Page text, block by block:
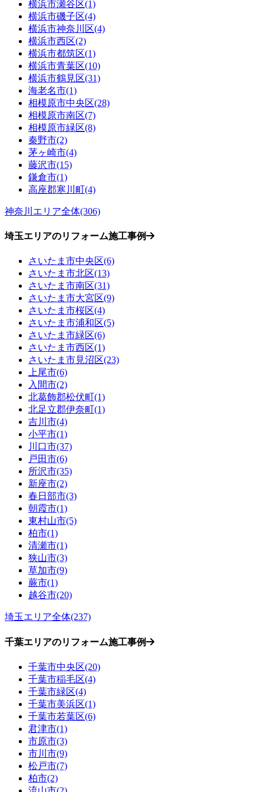
横浜市瀬谷区(1)
横浜市磯子区(4)
横浜市神奈川区(4)
横浜市西区(2)
横浜市都筑区(1)
横浜市青葉区(10)
横浜市鶴見区(31)
海老名市(1)
相模原市中央区(28)
相模原市南区(7)
相模原市緑区(8)
秦野市(2)
茅ヶ崎市(4)
藤沢市(15)
鎌倉市(1)
高座郡寒川町(4)
神奈川エリア全体(306)
埼玉エリアのリフォーム施工事例
さいたま市中央区(6)
さいたま市北区(13)
さいたま市南区(31)
さいたま市大宮区(9)
さいたま市桜区(4)
さいたま市浦和区(5)
さいたま市緑区(6)
さいたま市西区(1)
さいたま市見沼区(23)
上尾市(6)
入間市(2)
北葛飾郡松伏町(1)
北足立郡伊奈町(1)
吉川市(4)
小平市(1)
川口市(37)
戸田市(6)
所沢市(35)
新座市(2)
春日部市(3)
朝霞市(1)
東村山市(5)
柏市(1)
清瀬市(1)
狭山市(3)
草加市(9)
蕨市(1)
越谷市(20)
埼玉エリア全体(237)
千葉エリアのリフォーム施工事例
千葉市中央区(20)
千葉市稲毛区(4)
千葉市緑区(4)
千葉市美浜区(1)
千葉市若葉区(6)
君津市(1)
市原市(3)
市川市(9)
松戸市(7)
柏市(2)